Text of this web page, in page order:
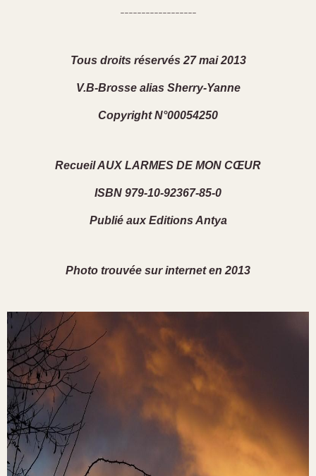
------------------
Tous droits réservés 27 mai 2013
V.B-Brosse alias Sherry-Yanne
Copyright N°00054250
Recueil AUX LARMES DE MON CŒUR
ISBN 979-10-92367-85-0
Publié aux Editions Antya
Photo trouvée sur internet en 2013